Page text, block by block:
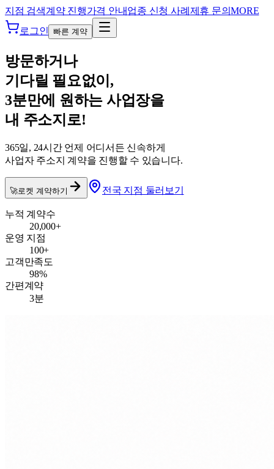
본문 바로가기
작심스페이스
지점 검색계약 진행가격 안내업종 신청 사례 제휴 문의MORE
로그인
빠른 계약
방문하거나
기다릴 필요없이,
3분만에
원하는 사업장을
내 주소지로!
365일, 24시간 언제 어디서든 신속하게
사업자 주소지 계약을 진행할 수 있습니다.
🚀로켓 계약하기 전국 지점 둘러보기
누적 계약수
20,000+
운영 지점
100+
고객만족도
98%
간편계약
3분